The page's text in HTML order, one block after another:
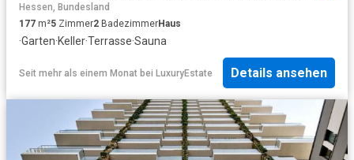
Hessen, Bundesland
177 m²5 Zimmer2 BadezimmerHaus
·Garten·Keller·Terrasse·Sauna
Seit mehr als einem Monat bei LuxuryEstate Details ansehen